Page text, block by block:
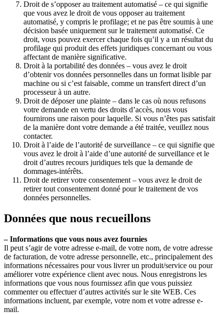
Droit de s’opposer au traitement automatisé – ce qui signifie
que vous avez le droit de vous opposer au traitement
automatisé, y compris le profilage; et ne pas être soumis à une
décision basée uniquement sur le traitement automatisé. Ce
droit, vous pouvez exercer chaque fois qu’il y a un résultat du
profilage qui produit des effets juridiques concernant ou vous
affectant de manière significative.
Droit à la portabilité des données – vous avez le droit
d’obtenir vos données personnelles dans un format lisible par
machine ou si c’est faisable, comme un transfert direct d’un
processeur à un autre.
Droit de déposer une plainte – dans le cas où nous refusons
votre demande en vertu des droits d’accès, nous vous
fournirons une raison pour laquelle. Si vous n’êtes pas satisfait
de la manière dont votre demande a été traitée, veuillez nous
contacter.
Droit à l’aide de l’autorité de surveillance – ce qui signifie que
vous avez le droit à l’aide d’une autorité de surveillance et le
droit d’autres recours juridiques tels que la demande de
dommages-intérêts.
Droit de retirer votre consentement – vous avez le droit de
retirer tout consentement donné pour le traitement de vos
données personnelles.
Données que nous recueillons
– Informations que vous nous avez fournies
Il peut s’agir de votre adresse e-mail, de votre nom, de votre adresse
de facturation, de votre adresse personnelle, etc., principalement des
informations nécessaires pour vous livrer un produit/service ou pour
améliorer votre expérience client avec nous. Nous enregistrons les
informations que vous nous fournissez afin que vous puissiez
commenter ou effectuer d’autres activités sur le site WEB. Ces
informations incluent, par exemple, votre nom et votre adresse e-
mail.